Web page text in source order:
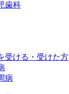
歯科
受ける・受けた方
病